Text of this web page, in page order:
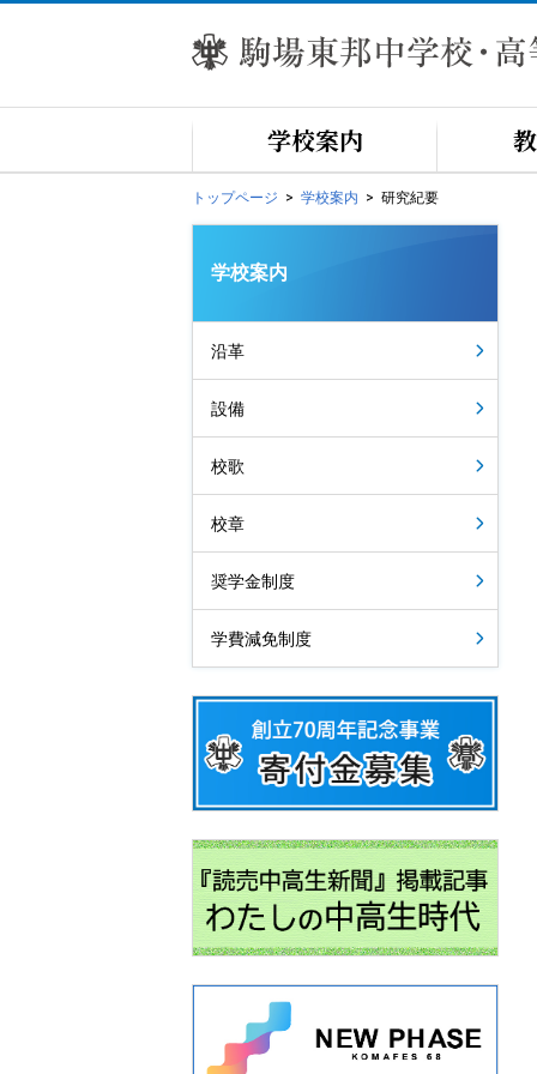
学校案内
トップページ 学校案内 研究紀要
学校案内
沿革
設備
校歌
校章
奨学金制度
学費減免制度